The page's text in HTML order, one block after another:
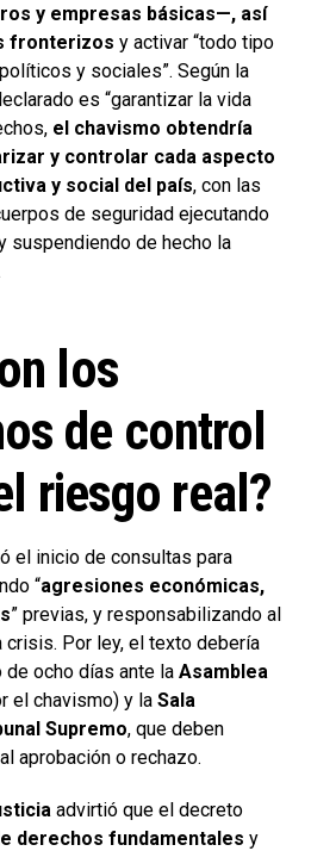
y empresas básicas—, así
fronterizos y activar “todo tipo
y sociales”. Según la
es “garantizar la vida
el chavismo obtendría
y controlar cada aspecto
y social del país, con las
de seguridad ejecutando
suspendiendo de hecho la
los
de control
riesgo real?
el inicio de consultas para
“agresiones económicas,
” previas, y responsabilizando al
Por ley, el texto debería
ocho días ante la Asamblea
el chavismo) y la Sala
Supremo, que deben
aprobación o rechazo.
advirtió que el decreto
derechos fundamentales y